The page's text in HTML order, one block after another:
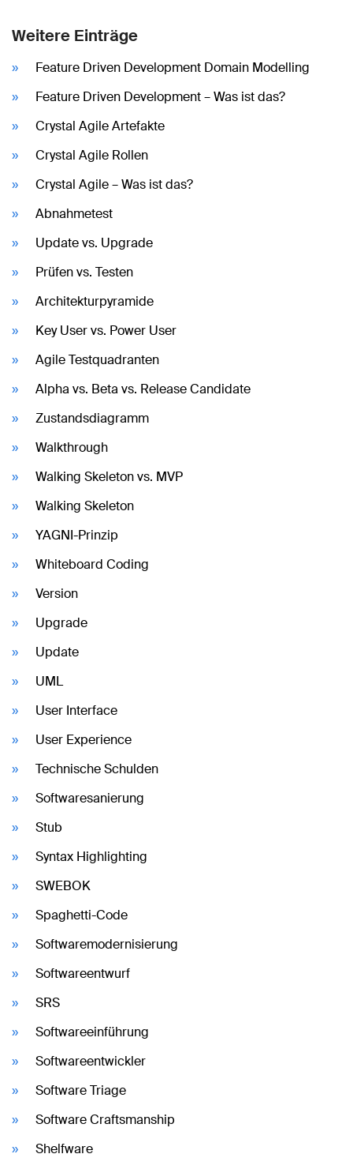
Weitere Einträge
Feature Driven Development Domain Modelling
Feature Driven Development – Was ist das?
Crystal Agile Artefakte
Crystal Agile Rollen
Crystal Agile – Was ist das?
Abnahmetest
Update vs. Upgrade
Prüfen vs. Testen
Architekturpyramide
Key User vs. Power User
Agile Testquadranten
Alpha vs. Beta vs. Release Candidate
Zustandsdiagramm
Walkthrough
Walking Skeleton vs. MVP
Walking Skeleton
YAGNI-Prinzip
Whiteboard Coding
Version
Upgrade
Update
UML
User Interface
User Experience
Technische Schulden
Softwaresanierung
Stub
Syntax Highlighting
SWEBOK
Spaghetti-Code
Softwaremodernisierung
Softwareentwurf
SRS
Softwareeinführung
Softwareentwickler
Software Triage
Software Craftsmanship
Shelfware